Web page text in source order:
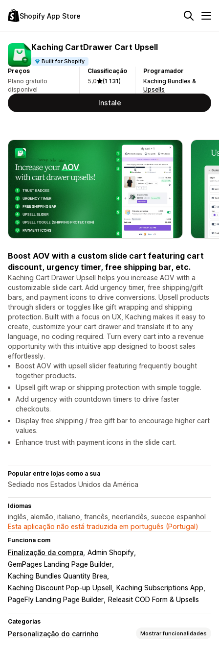
Shopify App Store
Kaching CartDrawer Cart Upsell
Built for Shopify
Preços
Plano gratuito
disponível
Classificação
5,0
(1 131)
Programador
Kaching Bundles &
Upsells
Instale
Boost AOV with a custom slide cart featuring cart
discount, urgency timer, free shipping bar, etc.
Kaching Cart Drawer Upsell helps you increase AOV with a
customizable slide cart. Add urgency timer, free shipping/gift
bars, and payment icons to drive conversions. Upsell products
through sliders or toggles like gift wrapping and shipping
protection. Built with a focus on UX, Kaching makes it easy to
create, customize your cart drawer and translate it to any
language, no coding required. Turn every cart into a revenue
opportunity with this intuitive app designed to boost sales
effortlessly.
Boost AOV with upsell slider featuring frequently bought
together products.
Upsell gift wrap or shipping protection with simple toggle.
Add urgency with countdown timers to drive faster
checkouts.
Display free shipping / free gift bar to encourage higher cart
values.
Enhance trust with payment icons in the slide cart.
Popular entre lojas como a sua
Sediado nos Estados Unidos da América
Idiomas
inglês, alemão, italiano, francês, neerlandês, suecoe espanhol
Esta aplicação não está traduzida em português (Portugal)
Funciona com
Finalização da compra Admin Shopify
GemPages Landing Page Builder
Kaching Bundles Quantity Brea
Kaching Discount Pop‑up Upsell
Kaching Subscriptions App
PageFly Landing Page Builder
Releasit COD Form & Upsells
Categorias
Personalização do carrinho Mostrar funcionalidades